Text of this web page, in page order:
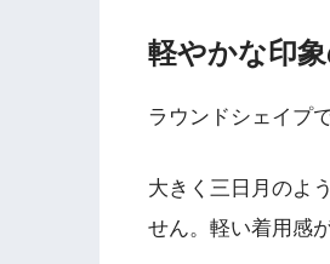
軽やかな印
ラウンドシェイプ
大きく三日月のよ
せん。軽い着用感